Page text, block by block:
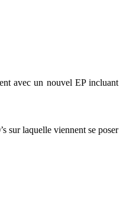
avec un nouvel EP incluant
sur laquelle viennent se poser